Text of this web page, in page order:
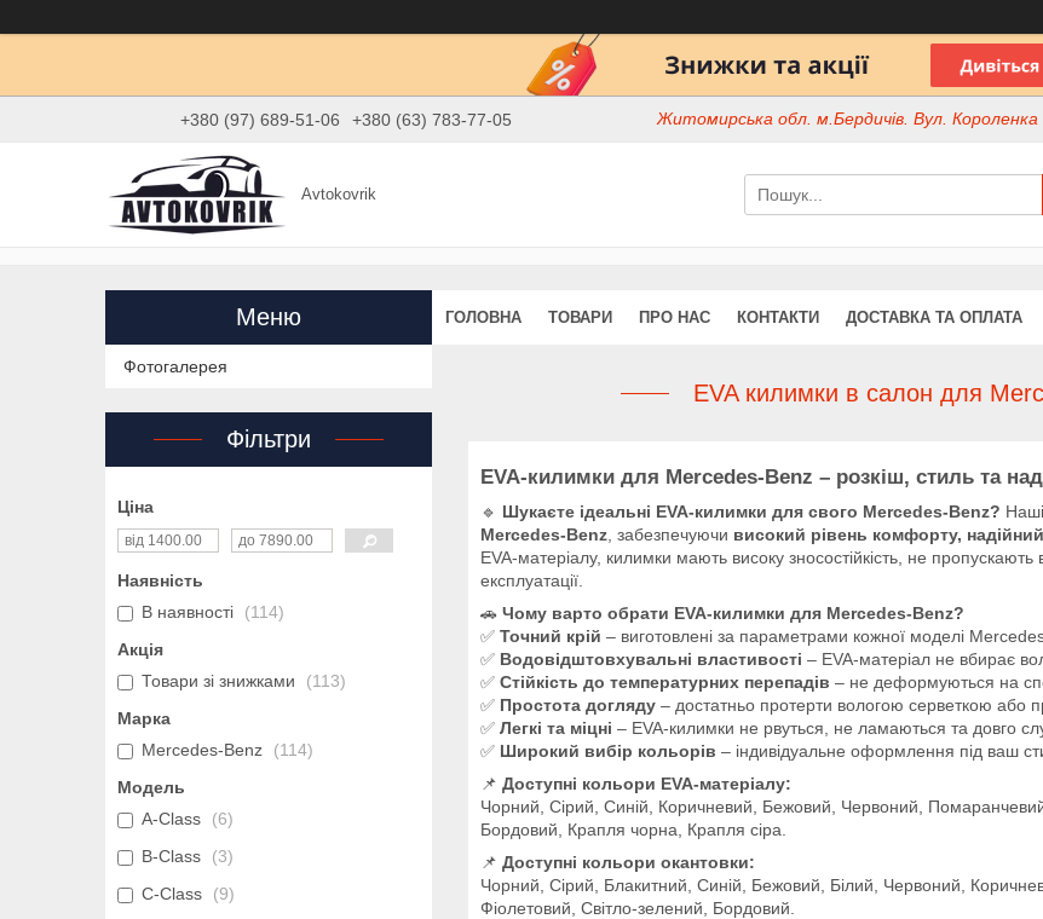
+380 (97) 689-51-06 +380 (63) 783-77-05 Житомирська обл. м.Бердичів. Вул. Короленка
Avtokovrik
ГОЛОВНА ТОВАРИ ПРО НАС КОНТАКТИ ДОСТАВКА ТА ОПЛАТА
EVA килимки в салон для
EVA-килимки для Mercedes-Benz – розкіш, стиль та
🔹 Шукаєте ідеальні EVA-килимки для свого Mercedes-Benz?
Mercedes-Benz , забезпечуючи високий рівень комфорту,
EVA-матеріалу, килимки мають високу зносостійкість, не
експлуатації.
🚗 Чому варто обрати EVA-килимки для Mercedes-Benz?
✅ Точний крій – виготовлені за параметрами кожної моделі
✅ Водовідштовхувальні властивості – EVA-матеріал не вбирає
✅ Стійкість до температурних перепадів – не деформуються на
✅ Простота догляду – достатньо протерти вологою серветкою або
✅ Легкі та міцні – EVA-килимки не рвуться, не ламаються та довго
✅ Широкий вибір кольорів – індивідуальне оформлення під ваш
📌 Доступні кольори EVA-матеріалу:
Чорний, Сірий, Синій, Коричневий, Бежовий, Червоний,
Бордовий, Крапля чорна, Крапля сіра.
📌 Доступні кольори окантовки:
Чорний, Сірий, Блакитний, Синій, Бежовий, Білий, Червоний,
Фіолетовий, Світло-зелений, Бордовий.
Фотогалерея
Фільтри
Ціна
Наявність
В наявності
114
Акція
Товари зі знижками
113
Марка
Mercedes-Benz
114
Модель
A-Class
6
B-Class
3
C-Class
9